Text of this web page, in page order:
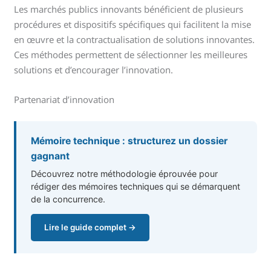
Les marchés publics innovants bénéficient de plusieurs
procédures et dispositifs spécifiques qui facilitent la mise
en œuvre et la contractualisation de solutions innovantes.
Ces méthodes permettent de sélectionner les meilleures
solutions et d’encourager l’innovation.
Partenariat d’innovation
Mémoire technique : structurez un dossier
gagnant
Découvrez notre méthodologie éprouvée pour
rédiger des mémoires techniques qui se démarquent
de la concurrence.
Lire le guide complet →